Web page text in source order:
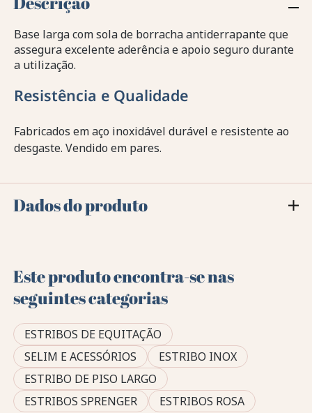
Base larga com sola de borracha antiderrapante que
assegura excelente aderência e apoio seguro durante
a utilização.
Resistência e Qualidade
Fabricados em aço inoxidável durável e resistente ao
desgaste. Vendido em pares.
Dados do produto
Este produto encontra-se nas
seguintes categorias
ESTRIBOS DE EQUITAÇÃO
SELIM E ACESSÓRIOS
ESTRIBO INOX
ESTRIBO DE PISO LARGO
ESTRIBOS SPRENGER
ESTRIBOS ROSA